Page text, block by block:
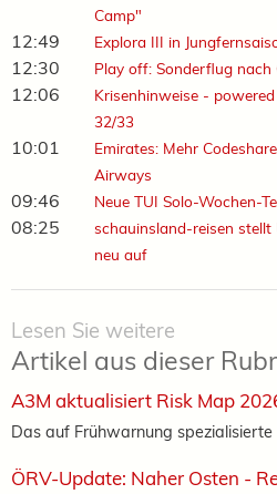
Camp"
12:49 Explora III in
12:30 Play off: Sonderflug
12:06
Krisenhinweise -
32/33
10:01
Emirates: Mehr
Airways
09:46 Neue TUI Solo-Wochen-
08:25
schauinsland-reisen
neu auf
Lesen Sie weitere
Artikel aus dieser
A3M aktualisiert Risk Map
Das auf Frühwarnung spezialisierte
ÖRV-Update: Naher Osten -